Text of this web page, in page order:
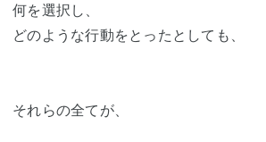
何を選択し、
どのような行動をとったとしても、
それらの全てが、